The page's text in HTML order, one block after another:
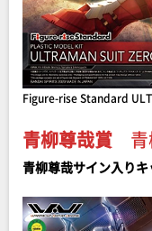
Figure-rise Standard
青柳尊哉賞
青柳尊哉サイン入りキ